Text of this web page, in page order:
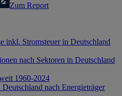
Zum Report
inkl. Stromsteuer in Deutschland
nach Sektoren in Deutschland
1960-2024
nach Energieträger